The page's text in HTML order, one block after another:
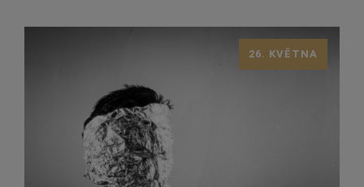
26. KVĚTNA